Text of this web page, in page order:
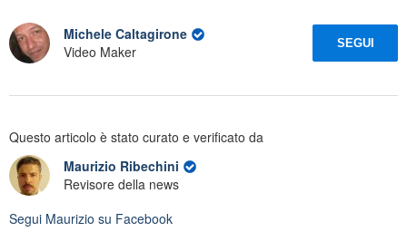
Michele Caltagirone
Video Maker
SEGUI
Questo articolo è stato curato e verificato da
Maurizio Ribechini
Revisore della news
Segui Maurizio su Facebook